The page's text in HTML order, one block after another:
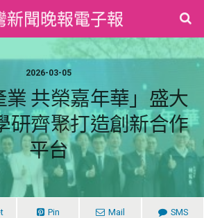
新聞晚報電子報
2026-03-05
業 共榮嘉年華」盛大
研齊聚打造創新合作
平台
Pin Mail SMS